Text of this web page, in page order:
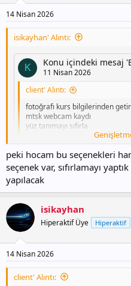
:
14 Nisan 2026
isikayhan' Alıntı:
K Konu içindeki mesaj 'E-
11 Nisan 2026
client' Alıntı:
fotoğrafı kurs bilgilerinden getir
mtsk webcam kaydı
yüz tanımayı sıfırla
bu seçenekler ne amaçla hangi
arkadaşlarım
Bazen yüz tanıma sistemi
kırmızı yada turuncu işaretler.
konusunda fikir yürütmek için
giriş belgesi ve kayıt esnasındaki
kullanılabilir.
Karani
peki hocam bu seçenekleri
seçenek var, sıfırlamayı
yapılacak
isikayhan
Hiperaktif Üye Hiperaktif
14 Nisan 2026
client' Alıntı: